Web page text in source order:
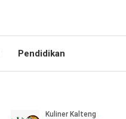
Pendidikan